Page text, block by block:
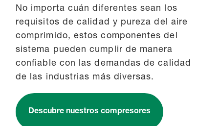
No importa cuán diferentes sean los
requisitos de calidad y pureza del aire
comprimido, estos componentes del
sistema pueden cumplir de manera
confiable con las demandas de calidad
de las industrias más diversas.
Descubre nuestros compresores